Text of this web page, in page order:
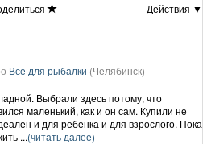
Действия ▼
Все для рыбалки (Челябинск)
Выбрали здесь потому, что
маленький, как и он сам. Купили не
и для ребенка и для взрослого. Пока
...(читать далее)